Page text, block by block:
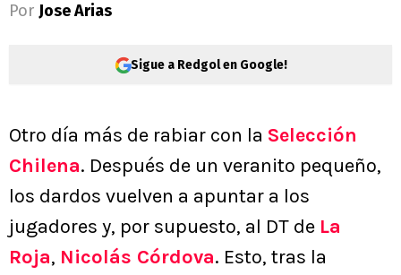
Por Jose Arias
Sigue a Redgol en Google!
Otro día más de rabiar con la Selección
Chilena. Después de un veranito pequeño,
los dardos vuelven a apuntar a los
jugadores y, por supuesto, al DT de La
Roja, Nicolás Córdova. Esto, tras la